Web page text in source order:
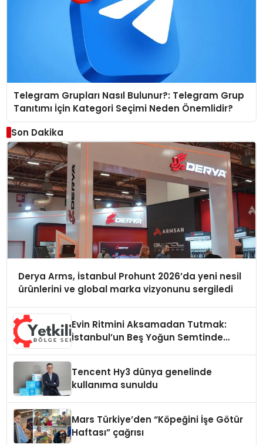
Telegram Grupları Nasıl Bulunur?: Telegram Grup
Tanıtımı İçin Kategori Seçimi Neden Önemlidir?
Son Dakika
Derya Arms, İstanbul Prohunt 2026’da yeni nesil
ürünlerini ve global marka vizyonunu sergiledi
Evin Ritmini Aksamadan Tutmak:
İstanbul’un Beş Yoğun Semtinde
Tencent Hy3 dünya genelinde
kullanıma sunuldu
Mars Türkiye’den “Köpeğini İşe Götür
Haftası” çağrısı